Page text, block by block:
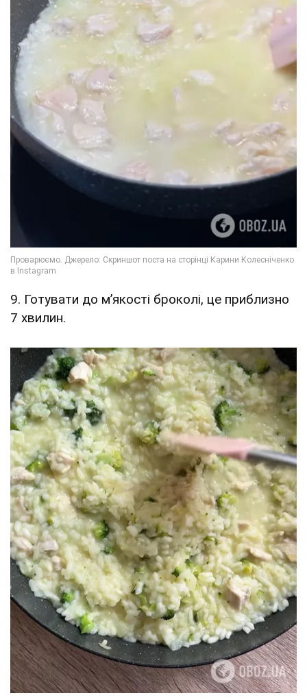
9. Готувати до мʼякості броколі, це приблизно
7 хвилин.